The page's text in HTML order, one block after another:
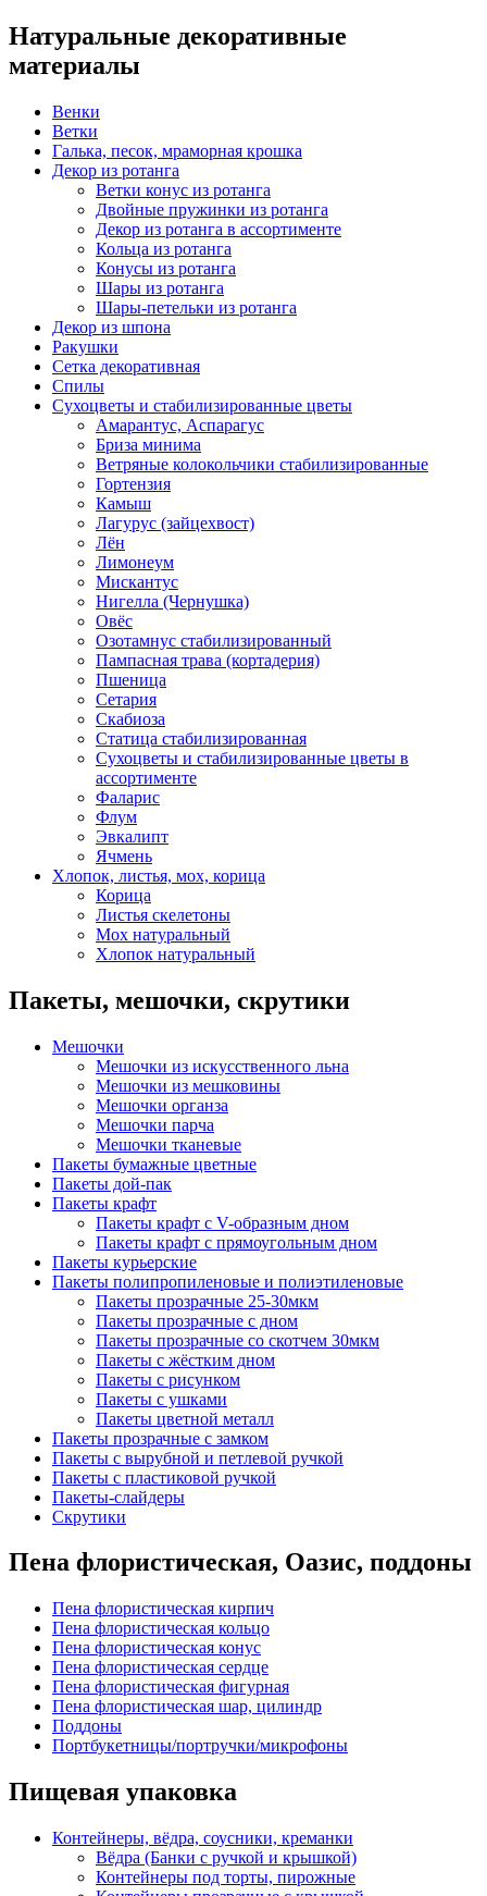
Натуральные декоративные
материалы
Венки
Ветки
Галька, песок, мраморная крошка
Декор из ротанга
Ветки конус из ротанга
Двойные пружинки из ротанга
Декор из ротанга в ассортименте
Кольца из ротанга
Конусы из ротанга
Шары из ротанга
Шары-петельки из ротанга
Декор из шпона
Ракушки
Сетка декоративная
Спилы
Сухоцветы и стабилизированные цветы
Амарантус, Аспарагус
Бриза минима
Ветряные колокольчики стабилизированные
Гортензия
Камыш
Лагурус (зайцехвост)
Лён
Лимонеум
Мискантус
Нигелла (Чернушка)
Овёс
Озотамнус стабилизированный
Пампасная трава (кортадерия)
Пшеница
Сетария
Скабиоза
Статица стабилизированная
Сухоцветы и стабилизированные цветы в
ассортименте
Фаларис
Флум
Эвкалипт
Ячмень
Хлопок, листья, мох, корица
Корица
Листья скелетоны
Мох натуральный
Хлопок натуральный
Пакеты, мешочки, скрутики
Мешочки
Мешочки из искусственного льна
Мешочки из мешковины
Мешочки органза
Мешочки парча
Мешочки тканевые
Пакеты бумажные цветные
Пакеты дой-пак
Пакеты крафт
Пакеты крафт с V-образным дном
Пакеты крафт с прямоугольным дном
Пакеты курьерские
Пакеты полипропиленовые и полиэтиленовые
Пакеты прозрачные 25-30мкм
Пакеты прозрачные с дном
Пакеты прозрачные со скотчем 30мкм
Пакеты с жёстким дном
Пакеты с рисунком
Пакеты с ушками
Пакеты цветной металл
Пакеты прозрачные с замком
Пакеты с вырубной и петлевой ручкой
Пакеты с пластиковой ручкой
Пакеты-слайдеры
Скрутики
Пена флористическая, Оазис, поддоны
Пена флористическая кирпич
Пена флористическая кольцо
Пена флористическая конус
Пена флористическая сердце
Пена флористическая фигурная
Пена флористическая шар, цилиндр
Поддоны
Портбукетницы/портручки/микрофоны
Пищевая упаковка
Контейнеры, вёдра, соусники, креманки
Вёдра (Банки с ручкой и крышкой)
Контейнеры под торты, пирожные